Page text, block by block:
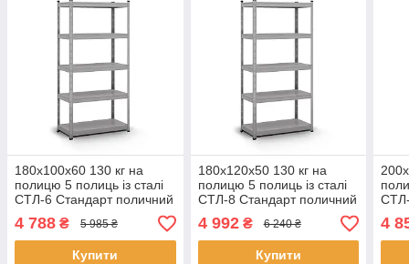
180х100х60 130 кг на
полицю 5 полиць із сталі
СТЛ-6 Стандарт поличний
на зачепах торговий
оцинкований
4 788 ₴ 5 985 ₴
Купити
180х120х50 130 кг на
полицю 5 полиць із сталі
СТЛ-8 Стандарт поличний
на зачепах торговий
оцинкований
4 992₴ 6 240 ₴
Купити
4